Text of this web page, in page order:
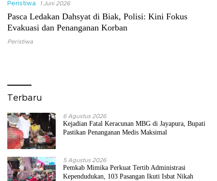
Peristiwa 1 Juni 2026
Pasca Ledakan Dahsyat di Biak, Polisi: Kini Fokus
Evakuasi dan Penanganan Korban
Peristiwa
Terbaru
6 Agustus 2026
Kejadian Fatal Keracunan MBG di Jayapura, Bupati
Pastikan Penanganan Medis Maksimal
5 Agustus 2026
Pemkab Mimika Perkuat Tertib Administrasi
Kependudukan, 103 Pasangan Ikuti Isbat Nikah